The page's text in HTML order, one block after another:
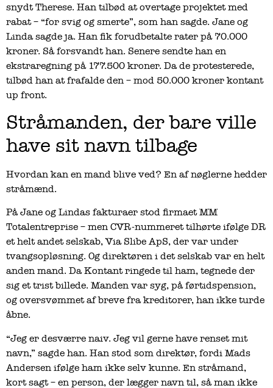
snydt Therese. Han tilbød at overtage projektet med
rabat – “for svig og smerte”, som han sagde. Jane og
Linda sagde ja. Han fik forudbetalte rater på 70.000
kroner. Så forsvandt han. Senere sendte han en
ekstraregning på 177.500 kroner. Da de protesterede,
tilbød han at frafalde den – mod 50.000 kroner kontant
up front.
Stråmanden, der bare ville
have sit navn tilbage
Hvordan kan en mand blive ved? En af nøglerne hedder
stråmænd.
På Jane og Lindas fakturaer stod firmaet MM
Totalentreprise – men CVR-nummeret tilhørte ifølge DR
et helt andet selskab, Via Slibe ApS, der var under
tvangsopløsning. Og direktøren i det selskab var en helt
anden mand. Da Kontant ringede til ham, tegnede der
sig et trist billede. Manden var syg, på førtidspension,
og oversvømmet af breve fra kreditorer, han ikke turde
åbne.
“Jeg er desværre naiv. Jeg vil gerne have renset mit
navn,” sagde han. Han stod som direktør, fordi Mads
Andersen ifølge ham ikke selv kunne. En stråmand,
kort sagt – en person, der lægger navn til, så man ikke